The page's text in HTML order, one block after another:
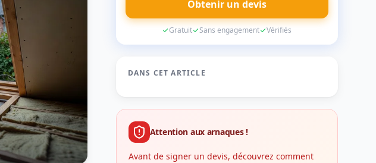
Obtenir un devis
Gratuit Sans engagement Vérifiés
DANS CET ARTICLE
Attention aux arnaques !
Avant de signer un devis, découvrez comment